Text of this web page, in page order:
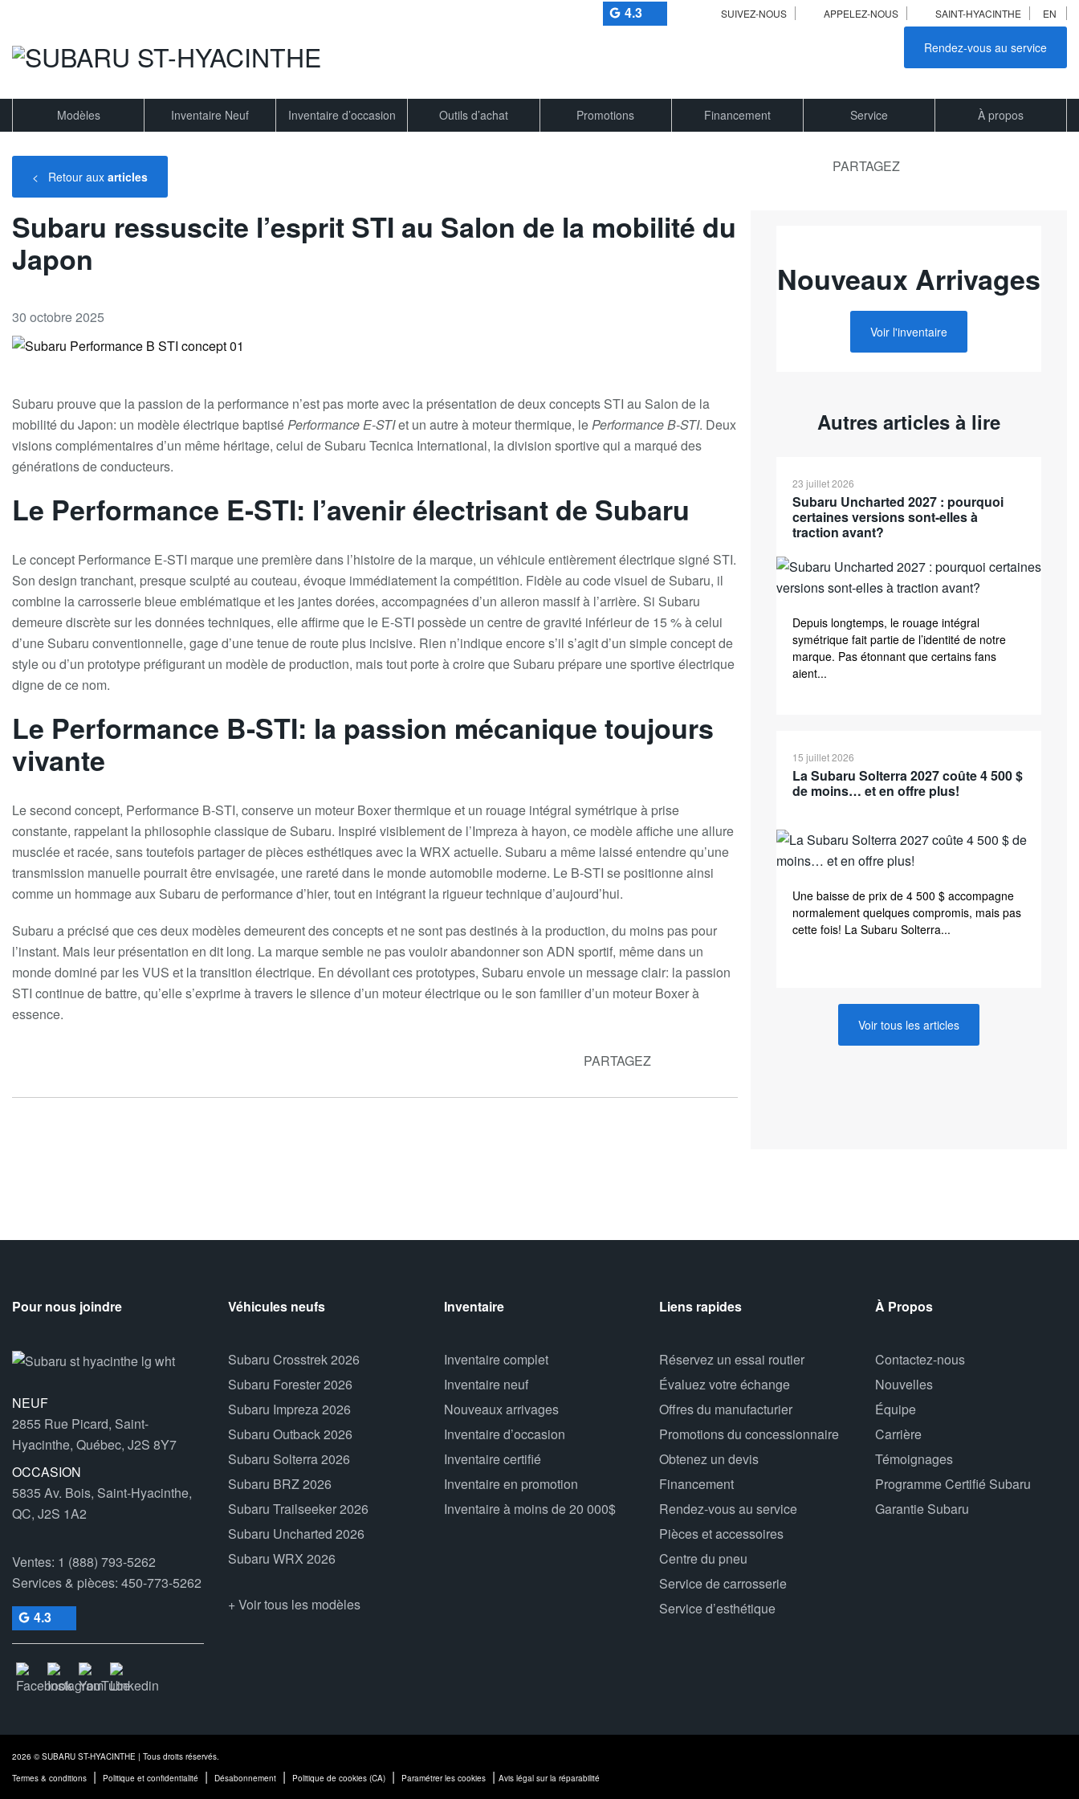
4.3 SUIVEZ-NOUS APPELEZ-NOUS SAINT-HYACINTHE EN
Rendez-vous au service
Modèles Inventaire Neuf Inventaire d’occasion Outils d’achat Promotions Financement Service À propos
< Retour aux articles
PARTAGEZ
Subaru ressuscite l’esprit STI au Salon de la mobilité du
Japon
30 octobre 2025
Subaru prouve que la passion de la performance n’est pas morte avec la présentation dedeux concepts STI au Salon de la
mobilité du Japon: un modèle électrique baptiséPerformance E-STIet un autre à moteur thermique, lePerformance B-STI. Deux
visions complémentaires d’un même héritage, celui de Subaru Tecnica International, la division sportive qui a marqué des
générations de conducteurs.
Le Performance E-STI: l’avenir électrisant de Subaru
Le concept Performance E-STI marque une première dans l’histoire de la marque, un véhiculeentièrement électrique signé STI.
Son design tranchant, presque sculpté au couteau, évoque immédiatement la compétition. Fidèle au code visuel de Subaru, il
combine lacarrosserie bleue emblématiqueet les jantes dorées, accompagnées d’un aileron massif à l’arrière. Si Subaru
demeure discrète sur les données techniques, elle affirme que le E-STI possède un centre de gravité inférieur de 15 %à celui
d’une Subaru conventionnelle, gage d’une tenue de route plus incisive. Rien n’indique encore s’il s’agit d’un simple concept de
style ou d’un prototype préfigurant un modèle de production, mais tout porte à croire que Subaru prépare une sportive électrique
digne de ce nom.
Le Performance B-STI: la passion mécanique toujours
vivante
Le second concept, Performance B-STI, conserve un moteur Boxer thermiqueet un rouage intégral symétrique à prise
constante, rappelant la philosophie classique de Subaru. Inspiré visiblement de l’Impreza à hayon, ce modèle affiche une allure
musclée et racée, sans toutefois partager de pièces esthétiques avec la WRX actuelle. Subaru a même laissé entendre qu’une
transmission manuelle pourrait être envisagée, une rareté dans le monde automobile moderne. Le B-STI se positionne ainsi
comme un hommage aux Subaru de performance d’hier, tout en intégrant la rigueur technique d’aujourd’hui.
Subaru a précisé que ces deux modèles demeurentdes conceptset ne sont pas destinés à la production, du moins pas pour
l’instant. Mais leur présentation en dit long. La marque semble ne pas vouloirabandonner son ADN sportif, même dans un
monde dominé par les VUS et la transition électrique. En dévoilant ces prototypes, Subaru envoie un message clair: la passion
STI continue de battre, qu’elle s’exprime à travers le silence d’un moteur électrique ou le son familier d’un moteur Boxer à
essence.
PARTAGEZ
Nouveaux Arrivages
Voir l'inventaire
Autres articles à lire
23 juillet 2026
Subaru Uncharted 2027 : pourquoi
certaines versions sont-elles à
traction avant?
Depuis longtemps, le rouage intégral
symétrique fait partie de l’identité de notre
marque. Pas étonnant que certains fans
aient...
15 juillet 2026
La Subaru Solterra 2027 coûte 4 500 $
de moins… et en offre plus!
Une baisse de prix de 4 500 $ accompagne
normalement quelques compromis, mais pas
cette fois! La Subaru Solterra...
Voir tous les articles
Pour nous joindre
NEUF
2855 Rue Picard, Saint-
Hyacinthe, Québec, J2S 8Y7
OCCASION
5835 Av. Bois, Saint-Hyacinthe,
QC, J2S 1A2
Ventes: 1 (888) 793-5262
Services & pièces: 450-773-5262
4.3
Véhicules neufs
Subaru Crosstrek 2026
Subaru Forester 2026
Subaru Impreza 2026
Subaru Outback 2026
Subaru Solterra 2026
Subaru BRZ 2026
Subaru Trailseeker 2026
Subaru Uncharted 2026
Subaru WRX 2026
+ Voir tous les modèles
Inventaire
Inventaire complet
Inventaire neuf
Nouveaux arrivages
Inventaire d’occasion
Inventaire certifié
Inventaire en promotion
Inventaire à moins de 20 000$
Liens rapides
Réservez un essai routier
Évaluez votre échange
Offres du manufacturier
Promotions du concessionnaire
Obtenez un devis
Financement
Rendez-vous au service
Pièces et accessoires
Centre du pneu
Service de carrosserie
Service d’esthétique
À Propos
Contactez-nous
Nouvelles
Équipe
Carrière
Témoignages
Programme Certifié Subaru
Garantie Subaru
2026 © SUBARU ST-HYACINTHE | Tous droits réservés.
Termes & conditions
| Politique et confidentialité | Désabonnement | Politique de cookies (CA) | Paramétrer les cookies | Avis légal sur la réparabilité